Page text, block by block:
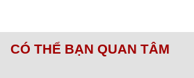
CÓ THỂ BẠN QUAN TÂM